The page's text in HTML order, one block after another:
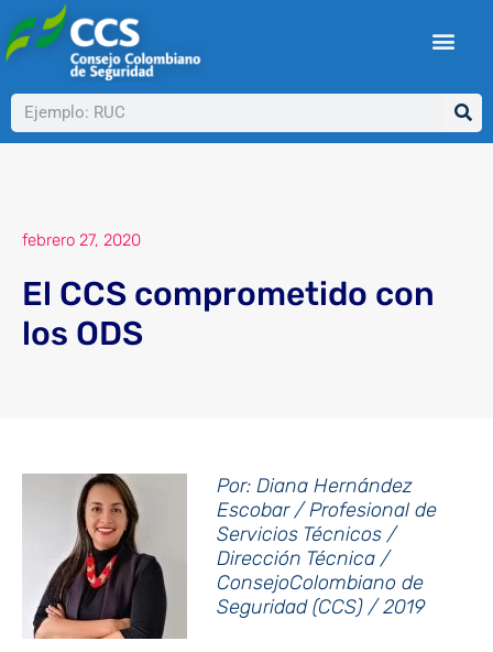
al
contenido
Buscar
febrero 27, 2020
El CCS comprometido con
los ODS
Por: Diana Hernández
Escobar / Profesional de
Servicios Técnicos /
Dirección Técnica /
ConsejoColombiano de
Seguridad (CCS) / 2019